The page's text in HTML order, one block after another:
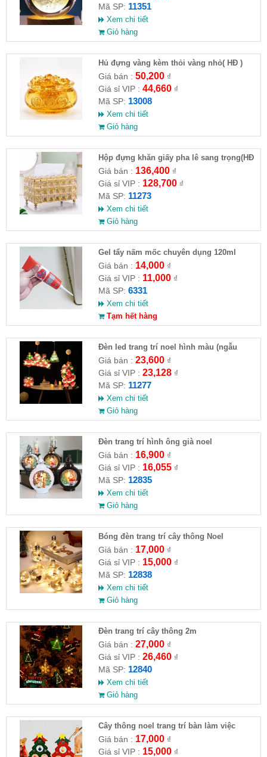
Mã SP: 11351
Xem chi tiết
Giỏ hàng
Hủ đựng vàng kèm thỏi vàng nhỏ( HĐ )
Giá bán : 50,200₫
Giá sỉ VIP : 44,660₫
Mã SP: 13008
Xem chi tiết
Giỏ hàng
Hộp đựng khăn giấy pha lê sang trọng(HĐ
)Giá bán : 136,400₫
Giá sỉ VIP : 128,700₫
Mã SP: 11273
Xem chi tiết
Giỏ hàng
Gel tẩy nấm mốc chuyên dụng 120ml
Giá bán : 14,000₫
Giá sỉ VIP : 11,000₫
Mã SP: 6331
Xem chi tiết
Tạm hết hàng
Đèn led trang trí noel hình màu (ngẫu
nhiên)
Giá bán : 23,600₫
Giá sỉ VIP : 23,128₫
Mã SP: 11277
Xem chi tiết
Giỏ hàng
Đèn trang trí hình ông già noel
Giá bán : 16,900₫
Giá sỉ VIP : 16,055₫
Mã SP: 12835
Xem chi tiết
Giỏ hàng
Bóng đèn trang trí cây thông Noel
Giá bán : 17,000₫
Giá sỉ VIP : 15,000₫
Mã SP: 12838
Xem chi tiết
Giỏ hàng
Đèn trang trí cây thông 2m
Giá bán : 27,000₫
Giá sỉ VIP : 26,460₫
Mã SP: 12840
Xem chi tiết
Giỏ hàng
Cây thông noel trang trí bàn làm việc
Giá bán : 17,000₫
Giá sỉ VIP : 15,000₫